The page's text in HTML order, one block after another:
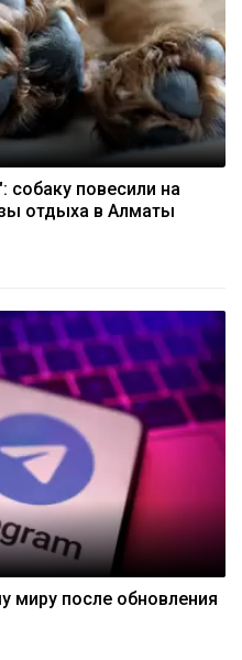
собаку повесили на
отдыха в Алматы
миру после обновления